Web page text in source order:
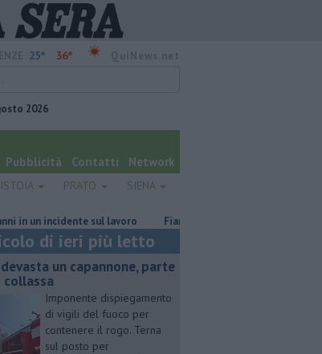
25° 36°
2026
Pubblicità Contatti Network
PRATO SIENA
sul lavoro Fiamme nel rimessaggio, due persone in
di ieri più letto
un capannone, parte
Imponente dispiegamento
di vigili del fuoco per
contenere il rogo. Terna
sul posto per